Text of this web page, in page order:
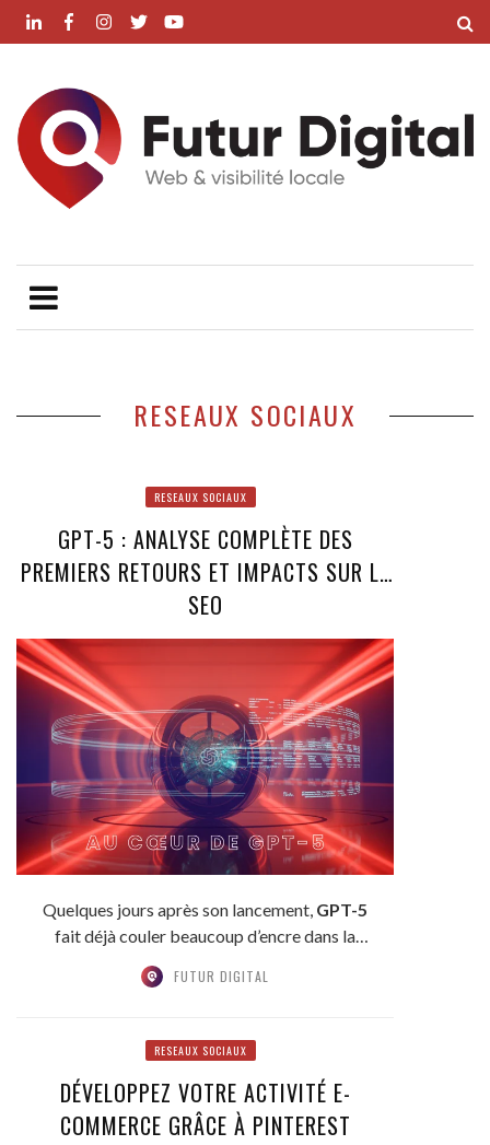
RESEAUX SOCIAUX
RESEAUX SOCIAUX
GPT-5 : ANALYSE COMPLÈTE DES
PREMIERS RETOURS ET IMPACTS SUR LE
SEO
Quelques jours après son lancement, GPT-5
fait déjà couler beaucoup d’encre dans la
communauté...
FUTUR DIGITAL
RESEAUX SOCIAUX
DÉVELOPPEZ VOTRE ACTIVITÉ E-
COMMERCE GRÂCE À PINTEREST